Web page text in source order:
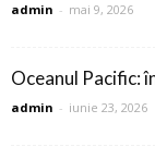
admin - mai 9, 2026
Oceanul Pacific:
admin - iunie 23, 2026